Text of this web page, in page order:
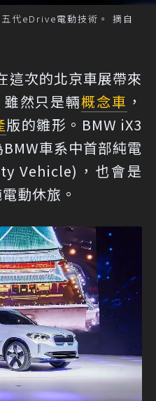
代eDrive電動技術。 摘自
這次的北京車展帶來
然只是輛概念車 ，
版的雛形。BMW iX3
車系中首部純電
Vehicle)，也會是
動休旅。